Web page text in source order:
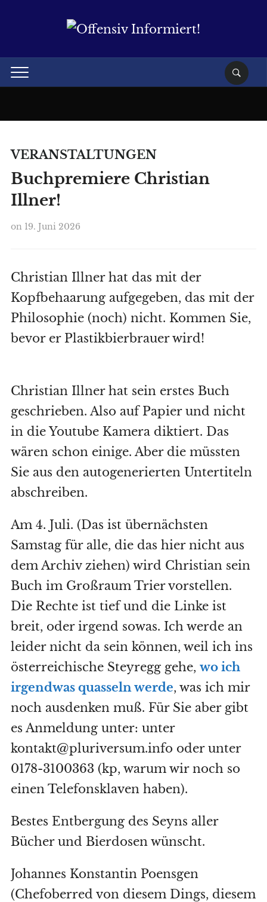
VERANSTALTUNGEN
Buchpremiere Christian
Illner!
on 19. Juni 2026
Christian Illner hat das mit der
Kopfbehaarung aufgegeben, das mit der
Philosophie (noch) nicht. Kommen Sie,
bevor er Plastikbierbrauer wird!
Christian Illner hat sein erstes Buch
geschrieben. Also auf Papier und nicht
in die Youtube Kamera diktiert. Das
wären schon einige. Aber die müssten
Sie aus den autogenerierten Untertiteln
abschreiben.
Am 4. Juli. (Das ist übernächsten
Samstag für alle, die das hier nicht aus
dem Archiv ziehen) wird Christian sein
Buch im Großraum Trier vorstellen.
Die Rechte ist tief und die Linke ist
breit, oder irgend sowas. Ich werde an
leider nicht da sein können, weil ich ins
österreichische Steyregg gehe, wo ich
irgendwas quasseln werde, was ich mir
noch ausdenken muß. Für Sie aber gibt
es Anmeldung unter: unter
kontakt@pluriversum.info oder unter
0178-3100363 (kp, warum wir noch so
einen Telefonsklaven haben).
Bestes Entbergung des Seyns aller
Bücher und Bierdosen wünscht.
Johannes Konstantin Poensgen
(Chefoberred von diesem Dings, diesem